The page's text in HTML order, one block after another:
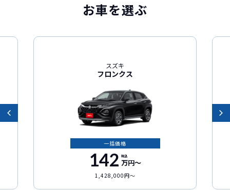
お車を選ぶ
スズキ
フロンクス
一括価格
142 税込
万円〜
1,428,000円〜